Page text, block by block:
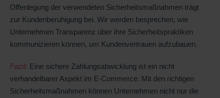
Offenlegung der verwendeten Sicherheitsmaßnahmen trägt
zur Kundenberuhigung bei. Wir werden besprechen, wie
Unternehmen Transparenz über ihre Sicherheitspraktiken
kommunizieren können, um Kundenvertrauen aufzubauen.
Fazit: Eine sichere Zahlungsabwicklung ist ein nicht
verhandelbarer Aspekt im E-Commerce. Mit den richtigen
Sicherheitsmaßnahmen können Unternehmen nicht nur die